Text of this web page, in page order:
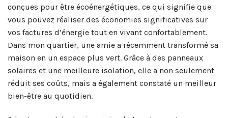
conçues pour être écoénergétiques, ce qui signifie que
vous pouvez réaliser des économies significatives sur
vos factures d’énergie tout en vivant confortablement.
Dans mon quartier, une amie a récemment transformé sa
maison en un espace plus vert. Grâce à des panneaux
solaires et une meilleure isolation, elle a non seulement
réduit ses coûts, mais a également constaté un meilleur
bien-être au quotidien.